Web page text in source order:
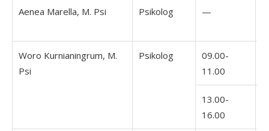
Aenea Marella, M. Psi Psikolog —
Woro Kurnianingrum, M.
Psi
Psikolog
09.00-
11.00
13.00-
16.00